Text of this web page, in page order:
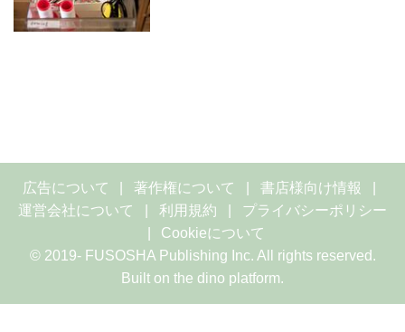
広告について 著作権について
書店様向け情報
運営会社について
利用規約
プライバシーポリシー
Cookieについて
© 2019- FUSOSHA Publishing Inc. All rights reserved.
Built on the dino platform.